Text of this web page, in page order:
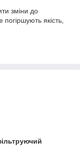
зміни до
погіршують якість,